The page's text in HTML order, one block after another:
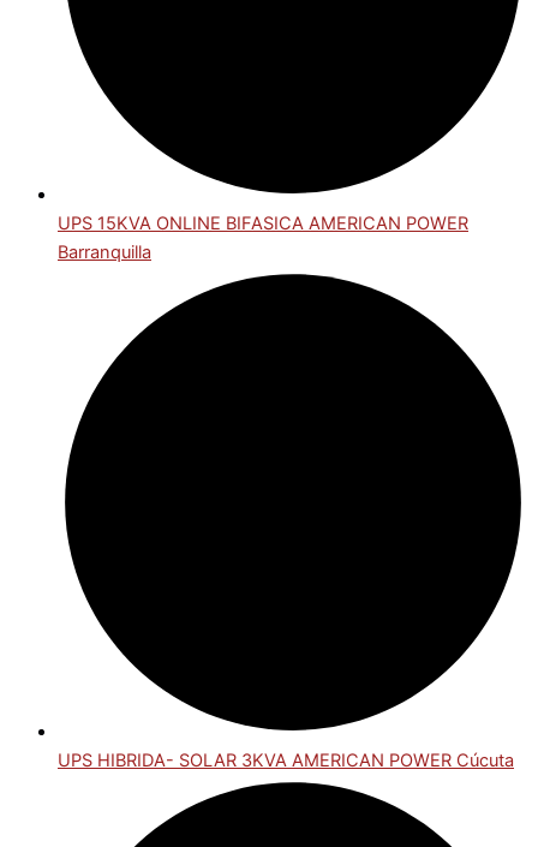
UPS 15KVA ONLINE BIFASICA AMERICAN POWER
Barranquilla
UPS HIBRIDA- SOLAR 3KVA AMERICAN POWER Cúcuta